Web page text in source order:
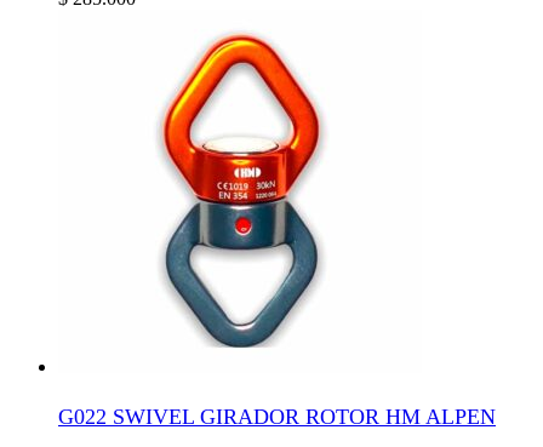
G022 SWIVEL GIRADOR ROTOR HM ALPEN